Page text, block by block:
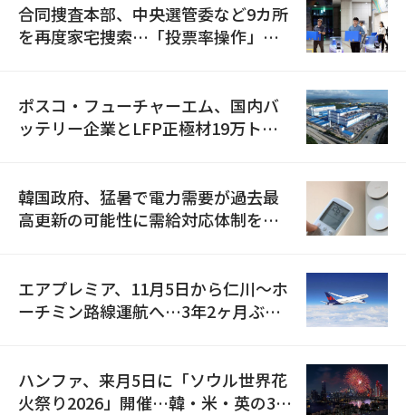
合同捜査本部、中央選管委など9カ所
を再度家宅捜索…「投票率操作」の
ポスコ・フューチャーエム、国内バ
ッテリー企業とLFP正極材19万トン
韓国政府、猛暑で電力需要が過去最
高更新の可能性に需給対応体制を点
エアプレミア、11月5日から仁川〜ホ
ーチミン路線運航へ…3年2ヶ月ぶり
ハンファ、来月5日に「ソウル世界花
火祭り2026」開催…韓・米・英の3カ